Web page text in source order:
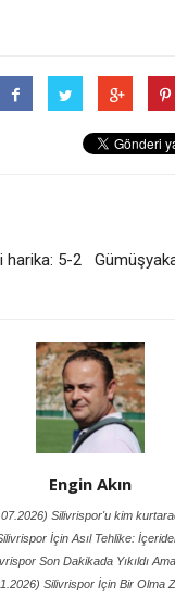
harika: 5-2
Engin Akın
Silivrispor'u kim
İçin Asıl Tehlike:
Son Dakikada Yıkıldı
Silivrispor İçin Bir Olma